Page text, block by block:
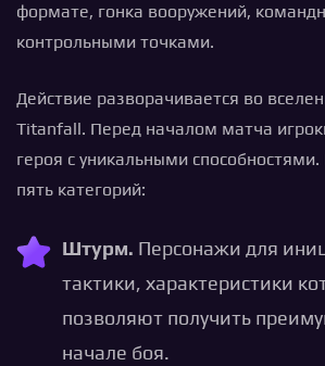
формате, гонка вооружений,
контрольными точками.
Действие разворачивается во
Titanfall. Перед началом матча
героя с уникальными способностями.
пять категорий:
Штурм. Персонажи для
тактики, характеристики
позволяют получить
начале боя.